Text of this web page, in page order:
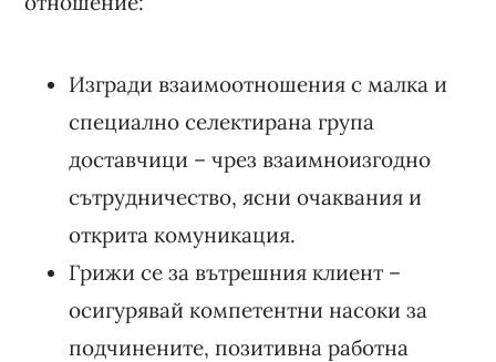
Изгради взаимоотношения с малка и
специално селектирана група
доставчици – чрез взаимноизгодно
сътрудничество, ясни очаквания и
открита комуникация.
Грижи се за вътрешния клиент –
осигурявай компетентни насоки за
подчинените, позитивна работна